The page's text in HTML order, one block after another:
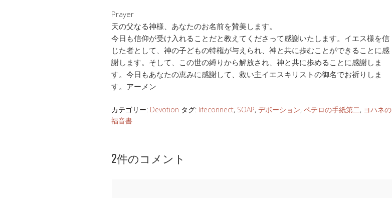
Prayer
天の父なる神様、あなたのお名前を賛美します。
今日も信仰が受け入れることだと教えてくださって感謝いたします。イエス様を信
じた者として、神の子どもの特権が与えられ、神と共に歩むことができることに感
謝します。そして、この世の縛りから解放され、神と共に歩めることに感謝しま
す。今日もあなたの恵みに感謝して、救い主イエスキリストの御名でお祈りしま
す。アーメン
カテゴリー: Devotion タグ: lifeconnect, SOAP, デボーション, ペテロの手紙第二, ヨハネの
福音書
2件のコメント